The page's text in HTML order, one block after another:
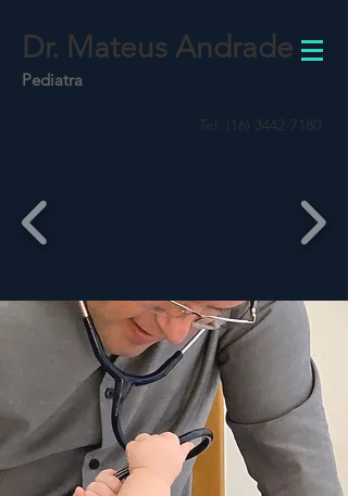
Dr. Mateus Andrade
Pediatra
Tel: (16) 3442-7180